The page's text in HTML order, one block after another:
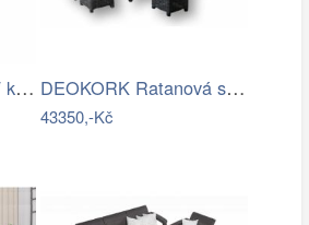
Zahradní set, hnědá / krémová, STARK… DEOKORK Ratanová sestava DAKOTA …
43350,-Kč